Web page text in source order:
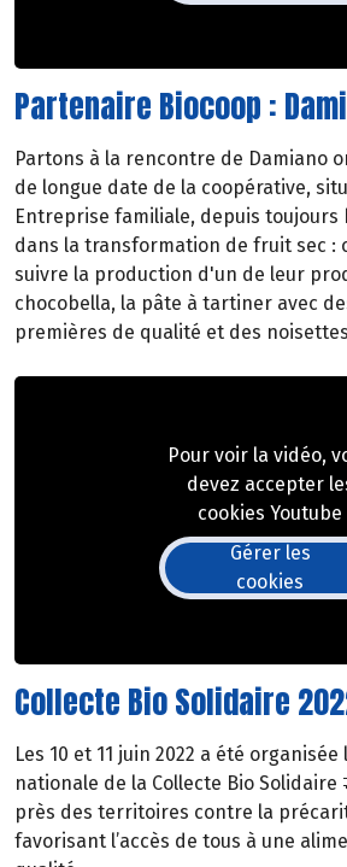
Partenaire Biocoop :
Partons à la rencontre de Damiano
de longue date de la coopérative,
Entreprise familiale, depuis toujours
dans la transformation de fruit sec :
suivre la production d'un de leur
chocobella, la pâte à tartiner avec
premières de qualité et des
Pour voir la vidéo,
devez accepter
cookies Youtube
Gérer les
cookies
Collecte Bio Solidaire
Les 10 et 11 juin 2022 a été
nationale de la Collecte Bio Solidaire
près des territoires contre la
favorisant l’accès de tous à une